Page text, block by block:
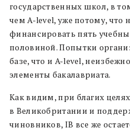
государственных школ, в
чем A-level, уже потому, что
финансировать пять
половиной. Попытки
базе, что и A-level,
элементы бакалавриата.
Как видим, при благих
в Великобритании и
чиновников, IB все же